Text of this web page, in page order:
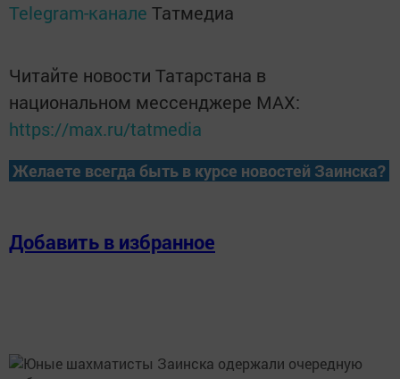
Telegram-канале Татмедиа
Читайте новости Татарстана в
национальном мессенджере MАХ:
https://max.ru/tatmedia
Желаете всегда быть в курсе новостей Заинска?
Добавить в избранное